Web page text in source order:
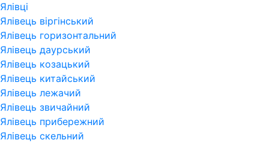
Ялівці
Ялівець віргінський
Ялівець горизонтальний
Ялівець даурський
Ялівець козацький
Ялівець китайський
Ялівець лежачий
Ялівець звичайний
Ялівець прибережний
Ялівець скельний